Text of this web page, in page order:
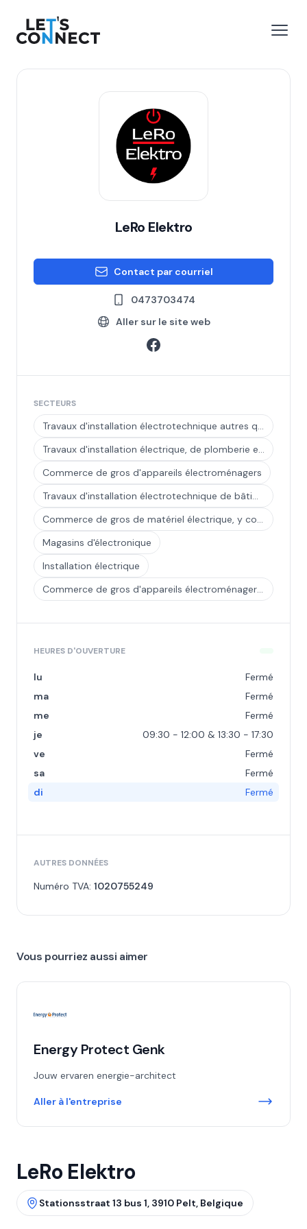
Let's Connect
le menu
LeRo Elektro
Contact par courriel
0473703474
Aller sur le site web
SECTEURS
Travaux d'installation électrotechnique autres que de bâtiment
Travaux d'installation électrique, de plomberie et autres travaux d'installation
Commerce de gros d'appareils électroménagers
Travaux d'installation électrotechnique de bâtiment
Commerce de gros de matériel électrique, y compris le matériel d'installation
Magasins d'électronique
Installation électrique
Commerce de gros d'appareils électroménagers et audio-vidéo
HEURES D'OUVERTURE
lu
Fermé
ma
Fermé
me
Fermé
je
09:30 - 12:00 & 13:30 - 17:30
ve
Fermé
sa
Fermé
di
Fermé
AUTRES DONNÉES
Numéro TVA: 1020755249
Vous pourriez aussi aimer
Energy Protect Genk
Jouw ervaren energie-architect
Aller à l'entreprise
LeRo Elektro
Stationsstraat 13 bus 1, 3910 Pelt, Belgique